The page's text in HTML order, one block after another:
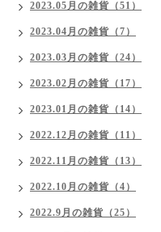
2023.05月の雑貨（51）
2023.04月の雑貨（7）
2023.03月の雑貨（24）
2023.02月の雑貨（17）
2023.01月の雑貨（14）
2022.12月の雑貨（11）
2022.11月の雑貨（13）
2022.10月の雑貨（4）
2022.9月の雑貨（25）